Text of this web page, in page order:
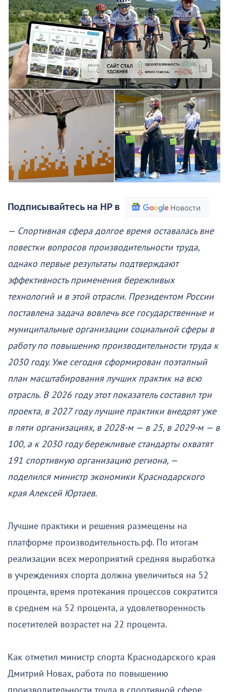
Подписывайтесь на НР в
— Спортивная сфера долгое время оставалась вне
повестки вопросов производительности труда,
однако первые результаты подтверждают
эффективность применения бережливых
технологий и в этой отрасли. Президентом России
поставлена задача вовлечь все государственные и
муниципальные организации социальной сферы в
работу по повышению производительности труда к
2030 году. Уже сегодня сформирован поэтапный
план масштабирования лучших практик на всю
отрасль. В 2026 году этот показатель составил три
проекта, в 2027 году лучшие практики внедрят уже
в пяти организациях, в 2028-м — в 25, в 2029-м — в
100, а к 2030 году бережливые стандарты охватят
191 спортивную организацию региона, —
поделился министр экономики Краснодарского
края Алексей Юртаев.
Лучшие практики и решения размещены на
платформе производительность.рф. По итогам
реализации всех мероприятий средняя выработка
в учреждениях спорта должна увеличиться на 52
процента, время протекания процессов сократится
в среднем на 52 процента, а удовлетворенность
посетителей возрастет на 22 процента.
Как отметил министр спорта Краснодарского края
Дмитрий Новах, работа по повышению